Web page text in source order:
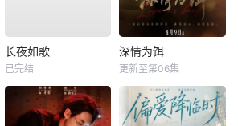
长夜如歌
已完结
深情为饵
更新至第06集